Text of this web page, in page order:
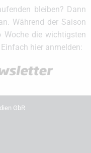
bleiben? Dann
Während der Saison
die wichtigsten
hier anmelden:
GbR